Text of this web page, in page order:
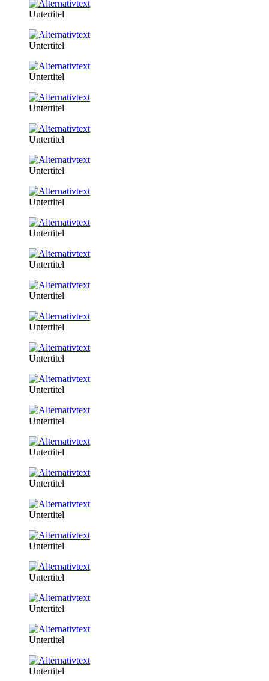
Untertitel
Untertitel
Untertitel
Untertitel
Untertitel
Untertitel
Untertitel
Untertitel
Untertitel
Untertitel
Untertitel
Untertitel
Untertitel
Untertitel
Untertitel
Untertitel
Untertitel
Untertitel
Untertitel
Untertitel
Untertitel
Untertitel